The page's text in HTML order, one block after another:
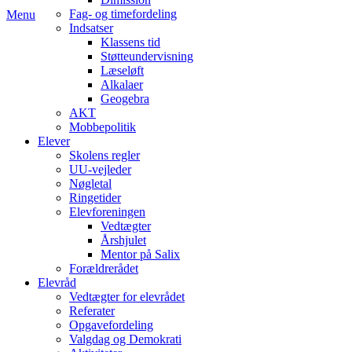
Menu
Fag- og timefordeling
Indsatser
Klassens tid
Støtteundervisning
Læseløft
Alkalaer
Geogebra
AKT
Mobbepolitik
Elever
Skolens regler
UU-vejleder
Nøgletal
Ringetider
Elevforeningen
Vedtægter
Årshjulet
Mentor på Salix
Forældrerådet
Elevråd
Vedtægter for elevrådet
Referater
Opgavefordeling
Valgdag og Demokrati